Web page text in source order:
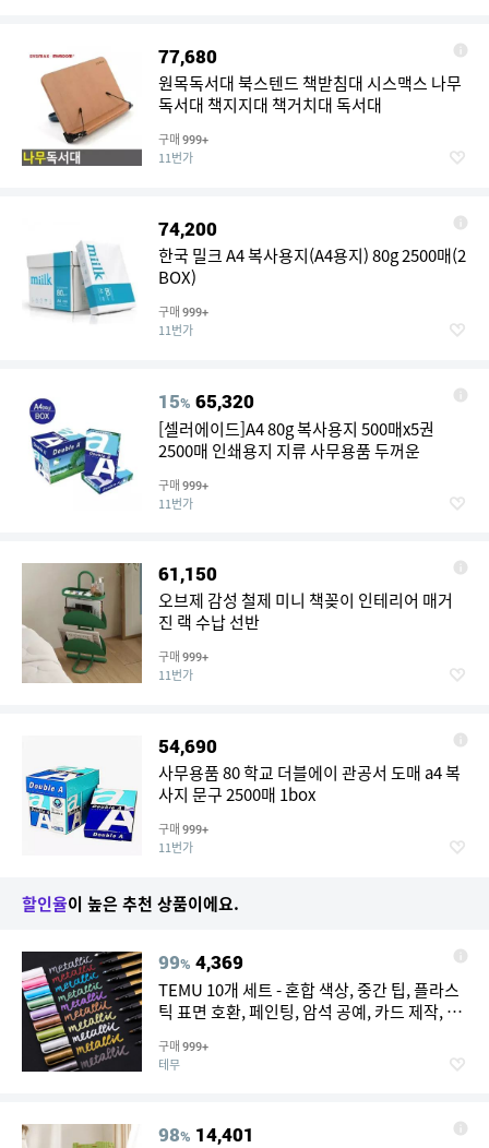
77,680
원목독서대 북스텐드 책받침대 시스맥스 나무
독서대 책지지대 책거치대 독서대
구매 999+
11번가
74,200
한국 밀크 A4 복사용지(A4용지) 80g 2500매(2
BOX)
구매 999+
11번가
15% 65,320
[셀러에이드]A4 80g 복사용지 500매x5권
2500매 인쇄용지 지류 사무용품 두꺼운
구매 999+
11번가
61,150
오브제 감성 철제 미니 책꽂이 인테리어 매거
진 랙 수납 선반
구매 999+
11번가
54,690
사무용품 80 학교 더블에이 관공서 도매 a4 복
사지 문구 2500매 1box
구매 999+
11번가
할인율이 높은 추천 상품이에요.
99% 4,369
TEMU 10개 세트 - 혼합 색상, 중간 팁, 플라스
틱 표면 호환, 페인팅, 암석 공예, 카드 제작, 스
선물 카드 - 할로윈 선물 - 노트북 및 저널
구매 999+
테무
98% 14,401